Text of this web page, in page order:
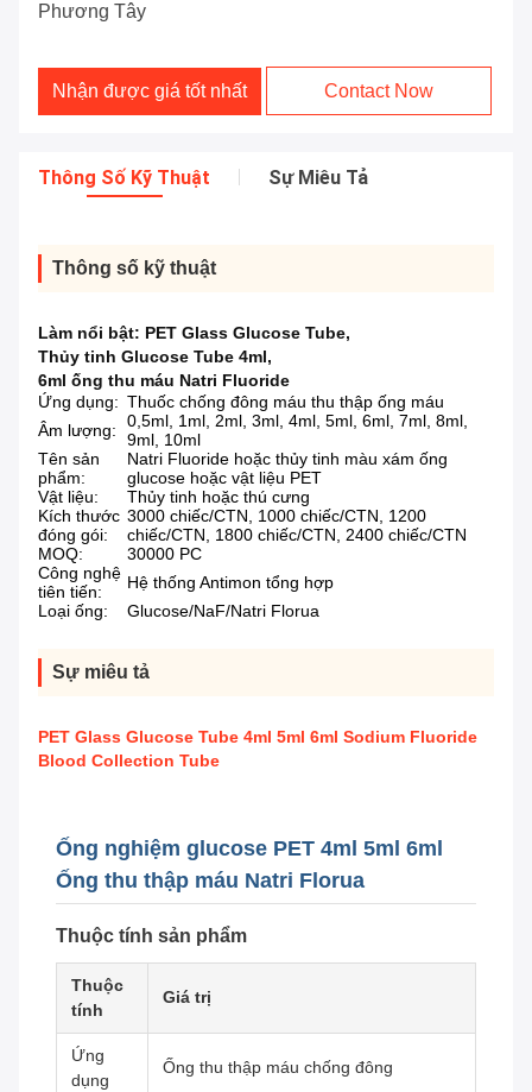
Phương Tây
Nhận được giá tốt nhất Contact Now
Thông Số Kỹ Thuật Sự Miêu Tả
Thông số kỹ thuật
Làm nổi bật: PET Glass Glucose Tube,
Thủy tinh Glucose Tube 4ml,
6ml ống thu máu Natri Fluoride
Ứng dụng: Thuốc chống đông máu thu thập ống máu
Âm lượng:
0,5ml, 1ml, 2ml, 3ml, 4ml, 5ml, 6ml, 7ml, 8ml,
9ml, 10ml
Tên sản
phẩm:
Natri Fluoride hoặc thủy tinh màu xám ống
glucose hoặc vật liệu PET
Vật liệu:
Thủy tinh hoặc thú cưng
Kích thước
đóng gói:
3000 chiếc/CTN, 1000 chiếc/CTN, 1200
chiếc/CTN, 1800 chiếc/CTN, 2400 chiếc/CTN
MOQ:
30000 PC
Công nghệ
tiên tiến:
Hệ thống Antimon tổng hợp
Loại ống:
Glucose/NaF/Natri Florua
Sự miêu tả
PET Glass Glucose Tube 4ml 5ml 6ml Sodium Fluoride
Blood Collection Tube
Ống nghiệm glucose PET 4ml 5ml 6ml
Ống thu thập máu Natri Florua
Thuộc tính sản phẩm
Thuộc
tính
Giá trị
Ứng
dụng
Ống thu thập máu chống đông